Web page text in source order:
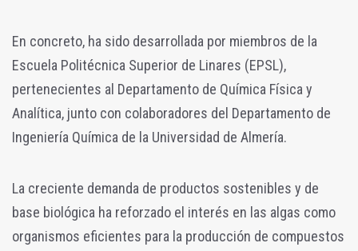
En concreto, ha sido desarrollada por miembros de la
Escuela Politécnica Superior de Linares (EPSL),
pertenecientes al Departamento de Química Física y
Analítica, junto con colaboradores del Departamento de
Ingeniería Química de la Universidad de Almería.
La creciente demanda de productos sostenibles y de
base biológica ha reforzado el interés en las algas como
organismos eficientes para la producción de compuestos